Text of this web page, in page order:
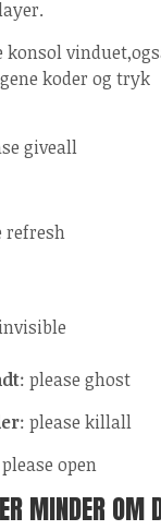
konsol
koder og tryk
giveall
refresh
: please ghost
: please killall
please open
MINDER OM